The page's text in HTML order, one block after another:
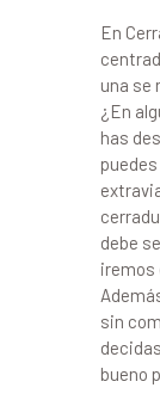
En
una se
¿En
has
debe
iremos
sin
bueno